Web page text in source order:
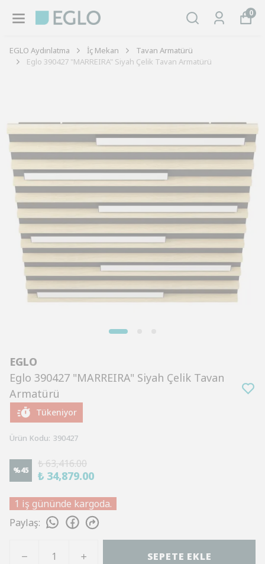
0
EGLO Aydınlatma İç Mekan
Tavan Armatürü
Eglo 390427 "MARREIRA" Siyah Çelik Tavan Armatürü
EGLO
Eglo 390427 "MARREIRA" Siyah Çelik Tavan
Armatürü
Tükeniyor
Ürün Kodu: 390427
%45
₺ 63,416.00
₺ 34,879.00
1 iş gününde kargoda.
Paylaş:
SEPETE EKLE